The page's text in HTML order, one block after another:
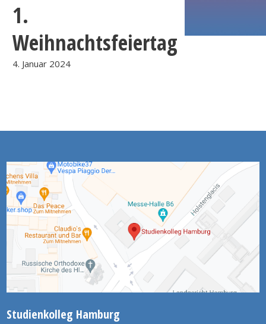
1.
Weihnachtsfeiertag
4. Januar 2024
Studienkolleg Hamburg